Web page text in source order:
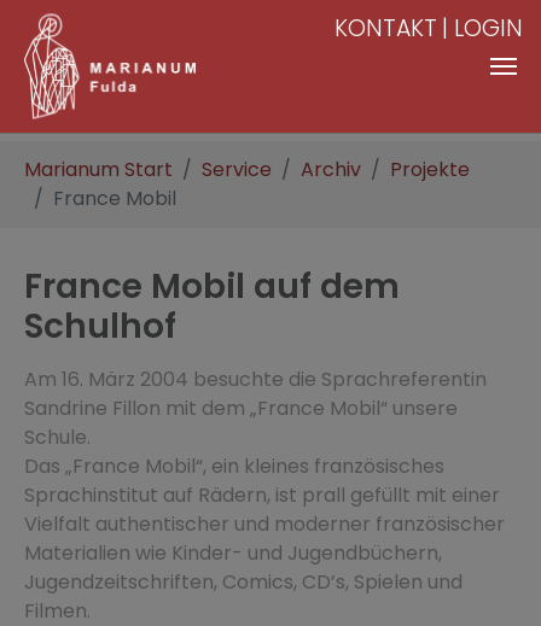
Zum Hauptinhalt springen
KONTAKT LOGIN
Marianum Start Service Archiv
Projekte
France Mobil
France Mobil auf dem
Schulhof
Am 16. März 2004 besuchte die Sprachreferentin
Sandrine Fillon mit dem „France Mobil“ unsere
Schule.
Das „France Mobil“, ein kleines französisches
Sprachinstitut auf Rädern, ist prall gefüllt mit einer
Vielfalt authentischer und moderner französischer
Materialien wie Kinder- und Jugendbüchern,
Jugendzeitschriften, Comics, CD’s, Spielen und
Filmen.